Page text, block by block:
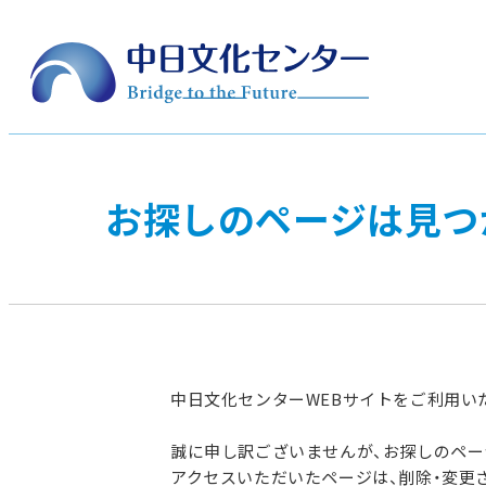
お探しのページは見
中日文化センターWEBサイトをご利用い
誠に申し訳ございませんが、お探しのペ
アクセスいただいたページは、削除・変